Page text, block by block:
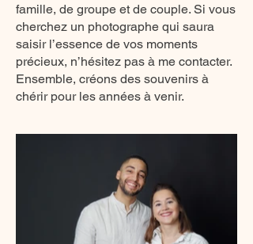
famille, de groupe et de couple. Si vous
cherchez un photographe qui saura
saisir l’essence de vos moments
précieux, n’hésitez pas à me contacter.
Ensemble, créons des souvenirs à
chérir pour les années à venir.